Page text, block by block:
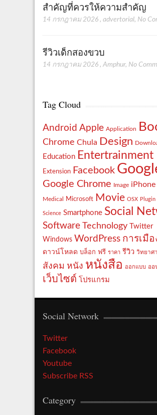
สำคัญที่ควรให้ความสำคัญ
14 กรกฎาคม 2026 , advertorial, No
รีวิวเด็กสองขวบ
14 กรกฎาคม 2026 , Amphur, No
Tag Cloud
Android Apple Application
Chrome Chula Design
Education Entertrainment
Extension Facebook
Google Chrome Image iPhone
Medical Microsoft Movie OSX Plugin
Science Smartphone Social
Software Technology
Twitter
Windows WordPress การเมือ
ดาวน์โหลด บล็อก ฟรี ราคา รีวิว วิทยาศ
สังคม หนัง หนังสือ ออกแบบ ออ
เว็บไซต์ โปรแกรม
Social Network
Twitter
Facebook
Youtube
Subscribe RSS
Category